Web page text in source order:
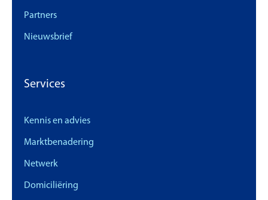
Partners
Nieuwsbrief
Services
Kennis en advies
Marktbenadering
Netwerk
Domiciliëring